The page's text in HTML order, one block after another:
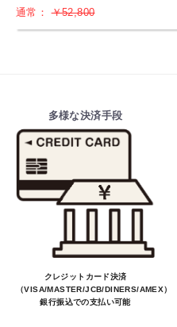
通常：￥52,800
多様な決済手段
クレジットカード決済
（VISA/MASTER/JCB/DINERS/AMEX）、
銀行振込での支払い可能